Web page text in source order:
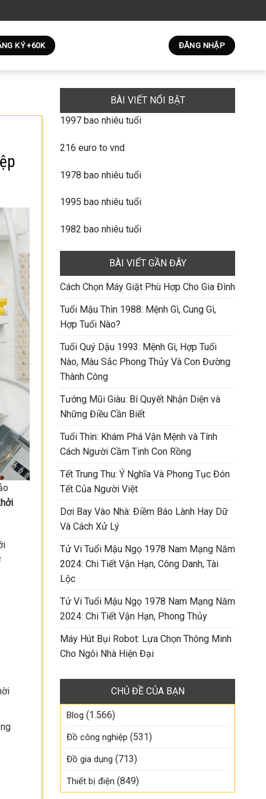
KÝ +60K ĐĂNG NHẬP
BÀI VIẾT NỔI BẬT
1997 bao nhiêu tuổi
216 euro to vnd
1978 bao nhiêu tuổi
1995 bao nhiêu tuổi
1982 bao nhiêu tuổi
BÀI VIẾT GẦN ĐÂY
Cách Chọn Máy Giặt Phù Hợp Cho Gia Đình
Tuổi Mậu Thìn 1988: Mệnh Gì, Cung Gì,
Hợp Tuổi Nào?
Tuổi Quý Dậu 1993: Mệnh Gì, Hợp Tuổi
Nào, Màu Sắc Phong Thủy Và Con Đường
Thành Công
Tướng Mũi Giàu: Bí Quyết Nhận Diện và
Những Điều Cần Biết
Tuổi Thìn: Khám Phá Vận Mệnh và Tính
Cách Người Cầm Tinh Con Rồng
Tết Trung Thu: Ý Nghĩa Và Phong Tục Đón
Tết Của Người Việt
Dơi Bay Vào Nhà: Điềm Báo Lành Hay Dữ
Và Cách Xử Lý
Tử Vi Tuổi Mậu Ngọ 1978 Nam Mạng Năm
2024: Chi Tiết Vận Hạn, Công Danh, Tài
Lộc
Tử Vi Tuổi Mậu Ngọ 1978 Nam Mạng Năm
2024: Chi Tiết Vận Hạn, Phong Thủy
Máy Hút Bụi Robot: Lựa Chọn Thông Minh
Cho Ngôi Nhà Hiện Đại
CHỦ ĐỀ CỦA BẠN
Blog (1.566)
Đồ công nghiệp (531)
Đồ gia dụng (713)
Thiết bị điện (849)